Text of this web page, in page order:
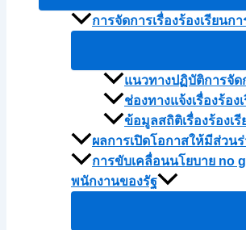
การจัดการเรื่องร้องเรียน
แนวทางปฏิบัติการจัด
ช่องทางแจ้งเรื่องร้อ
ข้อมูลสถิติเรื่องร้องเ
ผลการเปิดโอกาสให้มีส่วน
การขับเคลื่อนนโยบาย no
พนักงานของรัฐ